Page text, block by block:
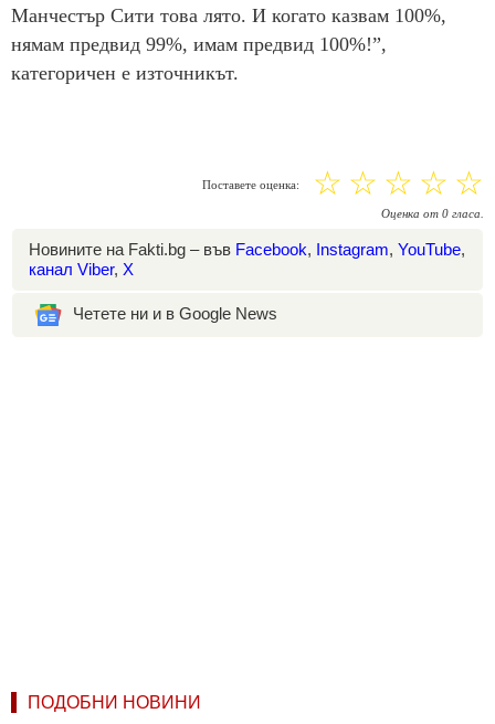
Манчестър Сити това лято. И когато казвам 100%,
нямам предвид 99%, имам предвид 100%!”,
категоричен е източникът.
Поставете оценка: ☆
☆
☆
☆
☆
Оценка от 0 гласа.
Новините на Fakti.bg – във Facebook, Instagram, YouTube,
канал Viber, X
Четете ни и в Google News
ПОДОБНИ НОВИНИ